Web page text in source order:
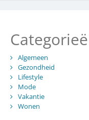
Algemeen
Gezondheid
Lifestyle
Mode
Vakantie
Wonen